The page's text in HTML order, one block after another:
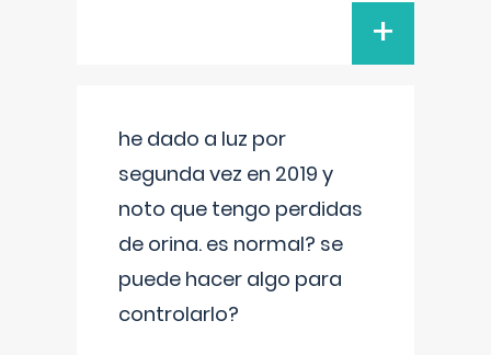
+
he dado a luz por
segunda vez en 2019 y
noto que tengo perdidas
de orina. es normal? se
puede hacer algo para
controlarlo?